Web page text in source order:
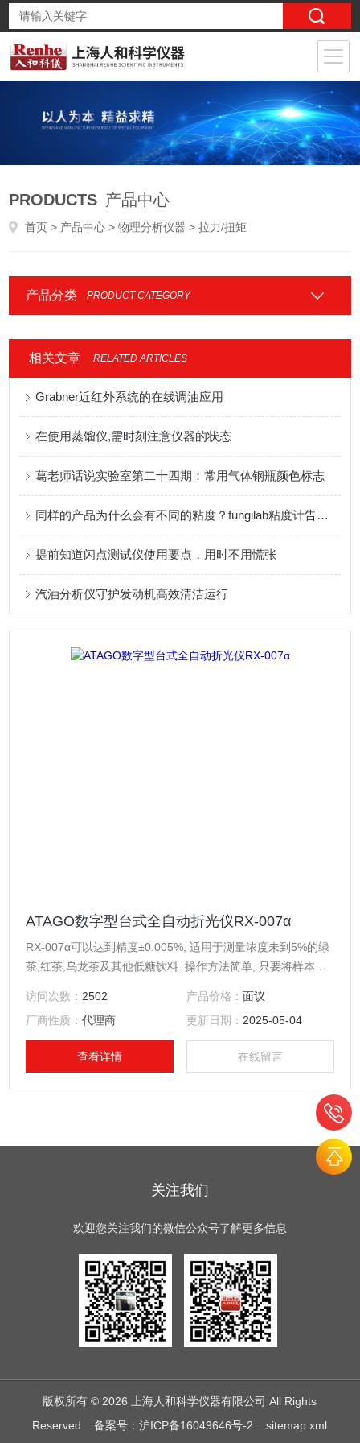
PRODUCTS 产品中心
首页 > 产品中心 >物理分析仪器 > 拉力/扭矩
产品分类 PRODUCT CATEGORY
相关文章 RELATED ARTICLES
Grabner近红外系统的在线调油应用
在使用蒸馏仪,需时刻注意仪器的状态
葛老师话说实验室第二十四期：常用气体钢瓶颜色标志
同样的产品为什么会有不同的粘度？fungilab粘度计告诉你
提前知道闪点测试仪使用要点，用时不用慌张
汽油分析仪守护发动机高效清洁运行
ATAGO数字型台式全自动折光仪RX-007α
RX-007α可以达到精度±0.005%, 适用于测量浓度未到5%的绿
茶,红茶,乌龙茶及其他低糖饮料. 操作方法简单, 只要将样本滴
功能。
访问次数： 2502 产品价格： 面议
厂商性质：代理商 更新日期： 2025-05-04
查看详情 在线留言
关注我们
欢迎您关注我们的微信公众号了解更多信息
版权所有 © 2026 上海人和科学仪器有限公司 All Rights
Reserved备案号：沪ICP备16049646号-2 sitemap.xml